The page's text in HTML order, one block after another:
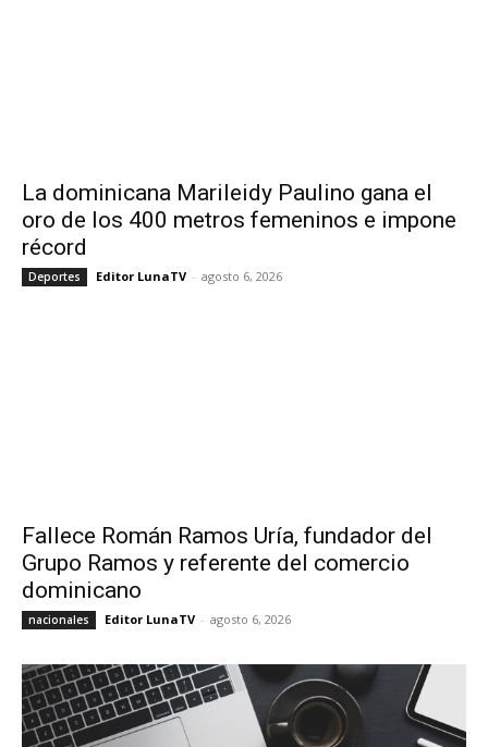
La dominicana Marileidy Paulino gana el
oro de los 400 metros femeninos e impone
récord
Deportes Editor LunaTV - agosto 6, 2026
Fallece Román Ramos Uría, fundador del
Grupo Ramos y referente del comercio
dominicano
nacionales Editor LunaTV - agosto 6, 2026